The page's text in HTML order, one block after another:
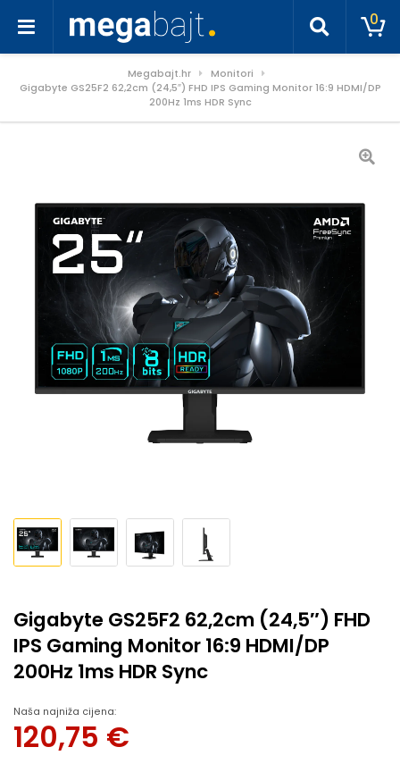
0
Megabajt.hr
Monitori
Gigabyte GS25F2 62,2cm (24,5″) FHD IPS Gaming Monitor 16:9 HDMI/DP
200Hz 1ms HDR Sync
Gigabyte GS25F2 62,2cm (24,5″) FHD
IPS Gaming Monitor 16:9 HDMI/DP
200Hz 1ms HDR Sync
Naša najniža cijena:
120,75 €